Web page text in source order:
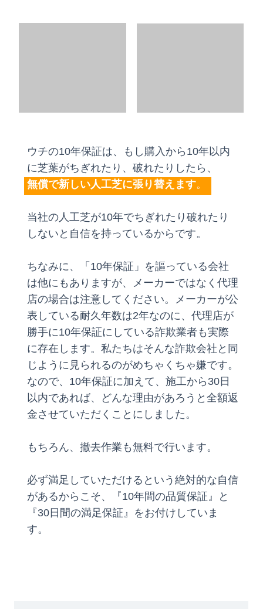
ウチの10年保証は、もし購入から10年以内
に芝葉がちぎれたり、破れたりしたら、
無償で新しい人工芝に張り替えます。
当社の人工芝が10年でちぎれたり破れたり
しないと自信を持っているからです。
ちなみに、「10年保証」を謳っている会社
は他にもありますが、メーカーではなく代理
店の場合は注意してください。メーカーが公
表している耐久年数は2年なのに、代理店が
勝手に10年保証にしている詐欺業者も実際
に存在します。私たちはそんな詐欺会社と同
じように見られるのがめちゃくちゃ嫌です。
なので、10年保証に加えて、施工から30日
以内であれば、どんな理由があろうと全額返
金させていただくことにしました。
もちろん、撤去作業も無料で行います。
必ず満足していただけるという絶対的な自信
があるからこそ、『10年間の品質保証』と
『30日間の満足保証』をお付けしていま
す。